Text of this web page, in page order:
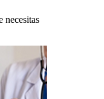
necesitas